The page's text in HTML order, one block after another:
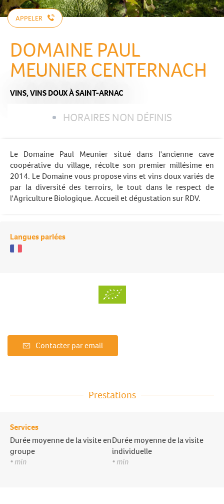
APPELER
DOMAINE PAUL
MEUNIER CENTERNACH
VINS,VINS DOUXÀ SAINT-ARNAC
HORAIRES NON DÉFINIS
Le Domaine Paul Meunier situé dans l'ancienne cave
coopérative du village, récolte son premier millésime en
2014. Le Domaine vous propose vins et vins doux variés de
par la diversité des terroirs, le tout dans le respect de
l'Agriculture Biologique. Accueil et dégustation sur RDV.
Langues parlées
Contacter par email
Prestations
Services
Durée moyenne de la visite en
groupe
• min
Durée moyenne de la visite
individuelle
• min